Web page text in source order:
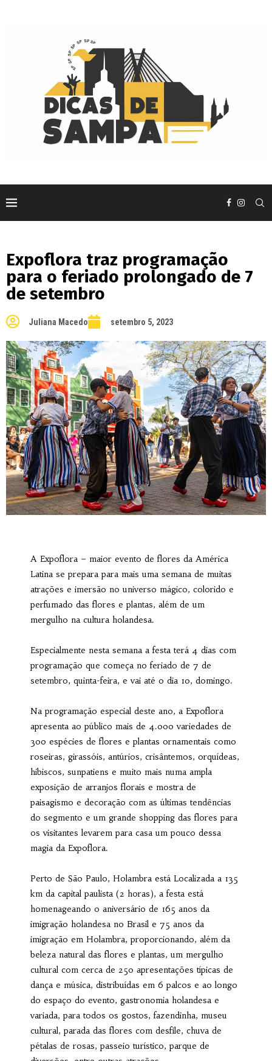
Expoflora traz programação
para o feriado prolongado de 7
de setembro
Juliana Macedo setembro 5, 2023
A Expoflora – maior evento de flores da América
Latina se prepara para mais uma semana de muitas
atrações e imersão no universo mágico, colorido e
perfumado das flores e plantas, além de um
mergulho na cultura holandesa.
Especialmente nesta semana a festa terá 4 dias com
programação que começa no feriado de 7 de
setembro, quinta-feira, e vai até o dia 10, domingo.
Na programação especial deste ano, a Expoflora
apresenta ao público mais de 4.000 variedades de
300 espécies de flores e plantas ornamentais como
roseiras, girassóis, antúrios, crisântemos, orquídeas,
hibiscos, sunpatiens e muito mais numa ampla
exposição de arranjos florais e mostra de
paisagismo e decoração com as últimas tendências
do segmento e um grande shopping das flores para
os visitantes levarem para casa um pouco dessa
magia da Expoflora.
Perto de São Paulo, Holambra está Localizada a 135
km da capital paulista (2 horas), a festa está
homenageando o aniversário de 165 anos da
imigração holandesa no Brasil e 75 anos da
imigração em Holambra, proporcionando, além da
beleza natural das flores e plantas, um mergulho
cultural com cerca de 250 apresentações típicas de
dança e música, distribuídas em 6 palcos e ao longo
do espaço do evento, gastronomia holandesa e
variada, para todos os gostos, fazendinha, museu
cultural, parada das flores com desfile, chuva de
pétalas de rosas, passeio turístico, parque de